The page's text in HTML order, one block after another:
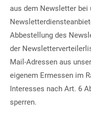
aus dem Newsletter bei
Abbestellung des
der
Mail-Adressen aus
eigenem Ermessen im
Interesses nach Art. 6
sperren.